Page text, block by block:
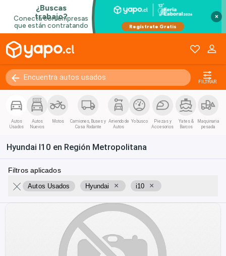
×
FILTRAR
Autos
Usados
Autos
Nuevos
Motos
Camiones, Buses y
Casa Rodante
Arriendo de
Autos
Yo busco
Piezas y
Accesorios
Yates &
Barcos
Maquinaria
pesada
Hyundai I10 en Región Metropolitana
Filtros aplicados
Autos Usados Hyundai × i10 ×